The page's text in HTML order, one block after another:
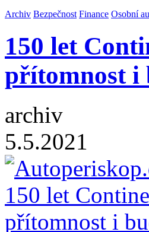
Archiv Bezpečnost Finance Osobní
150 let
přítomnost i
archiv
5.5.2021